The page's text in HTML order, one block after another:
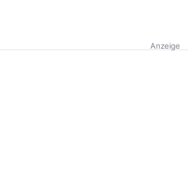
Anzeige